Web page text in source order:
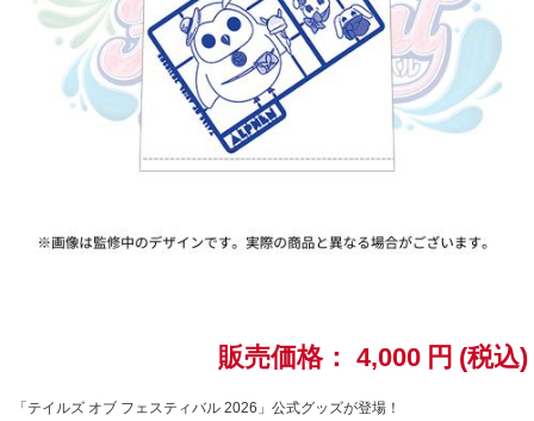
太鼓の達人
ACE COMBAT
スサノオマジック
ラブライブ！シリーズ
販売価格： 4,000 円 (税込)
「テイルズ オブ フェスティバル 2026」公式グッズが登場！